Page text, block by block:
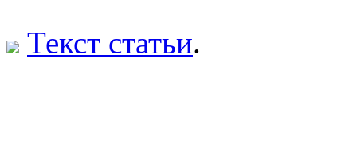
Текст статьи.